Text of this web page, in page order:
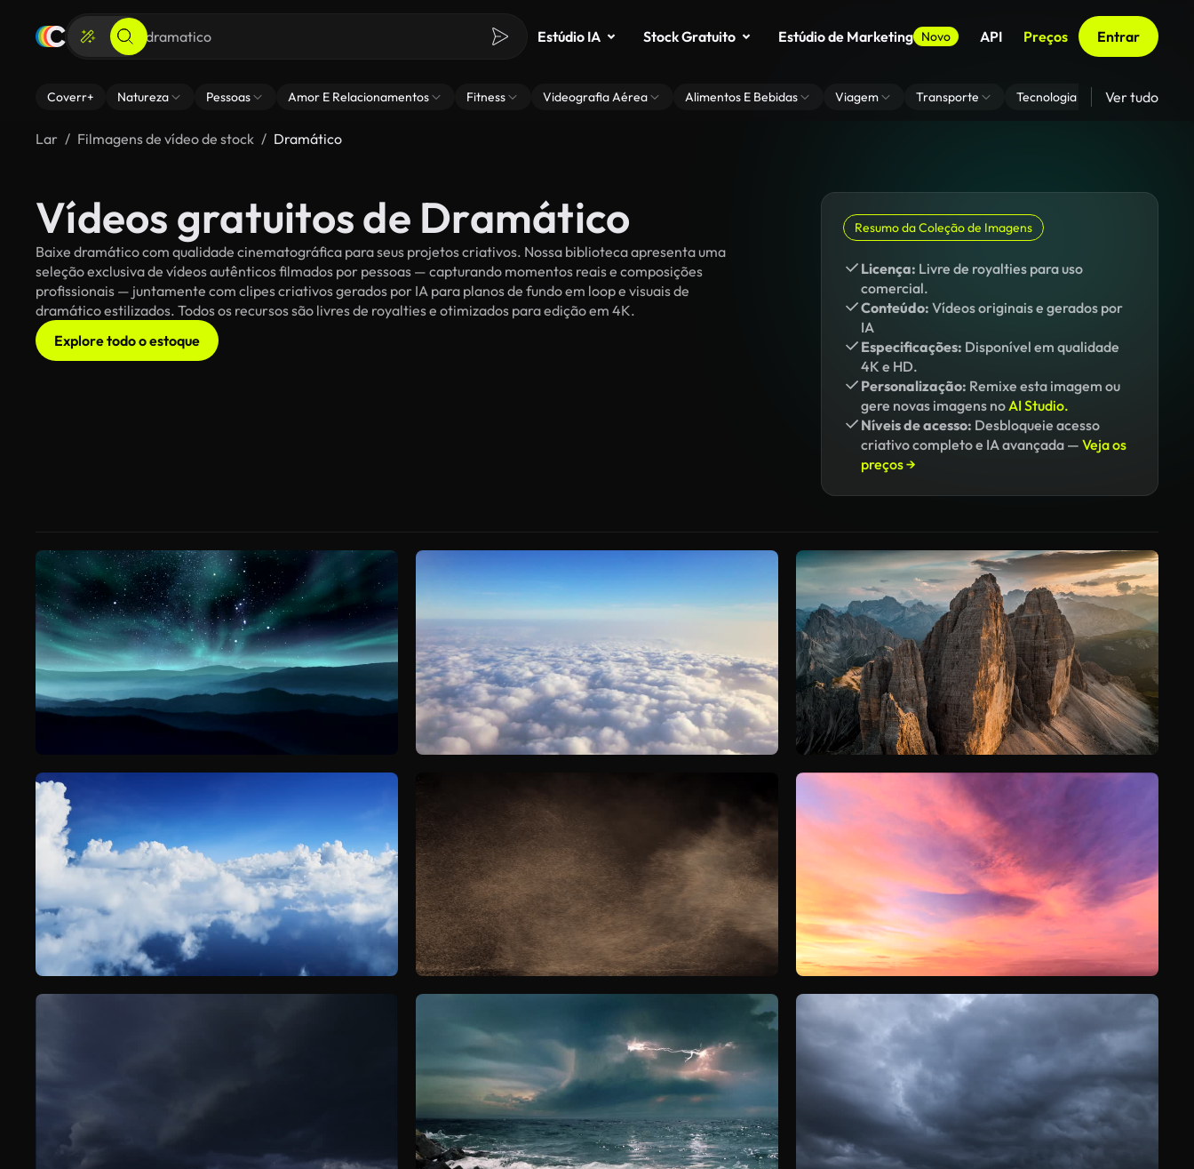
Estúdio IA Stock Gratuito Estúdio de Marketing Novo API Preços Entrar
Coverr+ Natureza Pessoas Amor E Relacionamentos Fitness Videografia Aérea Alimentos E Bebidas Viagem Transporte Tecnologia Zoom De
Ver tudo
Lar Filmagens de vídeo de stock Dramático
Vídeos gratuitos de Dramático
Baixe dramático com qualidade cinematográfica para seus projetos criativos. Nossa biblioteca apresenta uma
seleção exclusiva de vídeos autênticos filmados por pessoas — capturando momentos reais e composições
profissionais — juntamente com clipes criativos gerados por IA para planos de fundo em loop e visuais de
dramático estilizados. Todos os recursos são livres de royalties e otimizados para edição em 4K.
Explore todo o estoque
Resumo da Coleção de Imagens
Licença: Livre de royalties para uso
comercial.
Conteúdo: Vídeos originais e gerados por
IA
Especificações: Disponível em qualidade
4K e HD.
Personalização: Remixe esta imagem ou
gere novas imagens noAI Studio.
Níveis de acesso: Desbloqueie acesso
criativo completo e IA avançada — Veja os
preços →